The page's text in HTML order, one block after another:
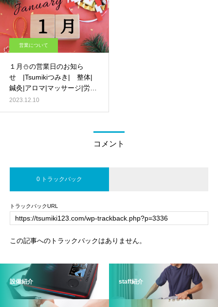
営業について
１月⛄の営業日のお知ら
せ |Tsumikiつみき| 整体|
鍼灸|アロマ|マッサージ|労災
治療 ｰ 京都 伏見 –
2023.12.10
コメント
0 トラックバック
トラックバックURL
この記事へのトラックバックはありません。
設備紹介 staff紹介